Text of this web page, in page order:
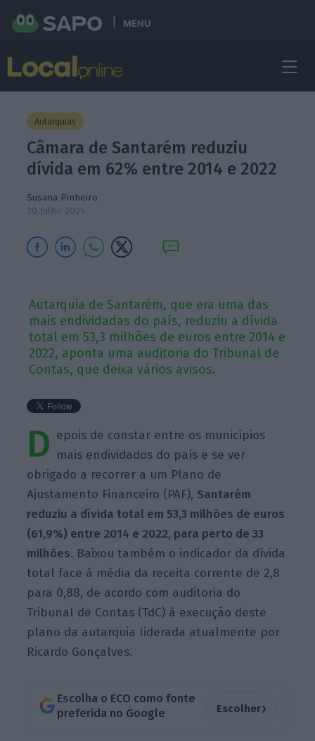
MENU
Autarquias
Câmara de Santarém reduziu
dívida em 62% entre 2014 e 2022
Susana Pinheiro
30 Julho 2024
Autarquia de Santarém, que era uma das
mais endividadas do país, reduziu a dívida
total em 53,3 milhões de euros entre 2014 e
2022, aponta uma auditoria do Tribunal de
Contas, que deixa vários avisos.
D epois de constar entre os municípios
mais endividados do país e se ver
obrigado a recorrer a um Plano de
Ajustamento Financeiro (PAF), Santarém
reduziu a dívida total em 53,3 milhões de euros
(61,9%) entre 2014 e 2022, para perto de 33
milhões. Baixou também o indicador da dívida
total face à média da receita corrente de 2,8
para 0,88, de acordo com auditoria do
Tribunal de Contas (TdC) à execução deste
plano da autarquia liderada atualmente por
Ricardo Gonçalves.
Escolha o ECO como fonte
preferida no Google
Escolher›